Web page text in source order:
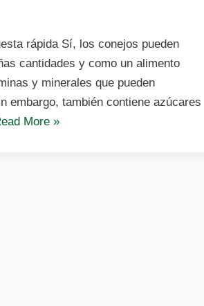
zapallo
o
calabaza?
Beneficios,
rápida Sí, los conejos pueden
cantidades y como un alimento
y minerales que pueden
embargo, también contiene azúcares
More«¿Los
»